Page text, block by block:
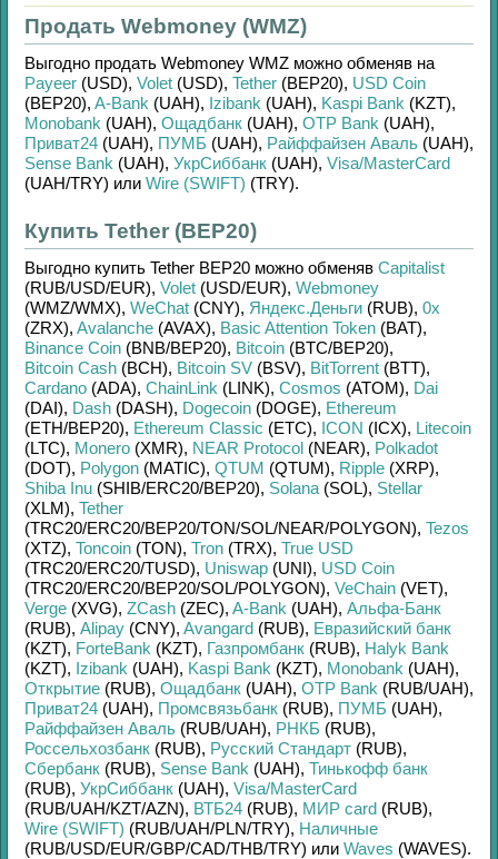
Продать Webmoney (WMZ)
Выгодно продать Webmoney WMZ можно обменяв на
Payeer (USD), Volet (USD), Tether (BEP20), USD Coin
(BEP20), A-Bank (UAH), Izibank (UAH), Kaspi Bank (KZT),
Monobank (UAH), Ощадбанк (UAH), OTP Bank (UAH),
Приват24 (UAH), ПУМБ (UAH), Райффайзен Аваль (UAH),
Sense Bank (UAH), УкрСиббанк (UAH), Visa/MasterCard
(UAH/TRY) или Wire (SWIFT) (TRY).
Купить Tether (BEP20)
Выгодно купить Tether BEP20 можно обменяв Capitalist
(RUB/USD/EUR), Volet (USD/EUR), Webmoney
(WMZ/WMX), WeChat (CNY), Яндекс.Деньги (RUB), 0x
(ZRX), Avalanche (AVAX), Basic Attention Token (BAT),
Binance Coin (BNB/BEP20), Bitcoin (BTC/BEP20),
Bitcoin Cash (BCH), Bitcoin SV (BSV), BitTorrent (BTT),
Cardano (ADA), ChainLink (LINK), Cosmos (ATOM), Dai
(DAI), Dash (DASH), Dogecoin (DOGE), Ethereum
(ETH/BEP20), Ethereum Classic (ETC), ICON (ICX), Litecoin
(LTC), Monero (XMR), NEAR Protocol (NEAR), Polkadot
(DOT), Polygon (MATIC), QTUM (QTUM), Ripple (XRP),
Shiba Inu (SHIB/ERC20/BEP20), Solana (SOL), Stellar
(XLM), Tether
(TRC20/ERC20/BEP20/TON/SOL/NEAR/POLYGON), Tezos
(XTZ), Toncoin (TON), Tron (TRX), True USD
(TRC20/ERC20/TUSD), Uniswap (UNI), USD Coin
(TRC20/ERC20/BEP20/SOL/POLYGON), VeChain (VET),
Verge (XVG), ZCash (ZEC), A-Bank (UAH), Альфа-Банк
(RUB), Alipay (CNY), Avangard (RUB), Евразийский банк
(KZT), ForteBank (KZT), Газпромбанк (RUB), Halyk Bank
(KZT), Izibank (UAH), Kaspi Bank (KZT), Monobank (UAH),
Открытие (RUB), Ощадбанк (UAH), OTP Bank (RUB/UAH),
Приват24 (UAH), Промсвязьбанк (RUB), ПУМБ (UAH),
Райффайзен Аваль (RUB/UAH), РНКБ (RUB),
Россельхозбанк (RUB), Русский Стандарт (RUB),
Сбербанк (RUB), Sense Bank (UAH), Тинькофф банк
(RUB), УкрСиббанк (UAH), Visa/MasterCard
(RUB/UAH/KZT/AZN), ВТБ24 (RUB), МИР card (RUB),
Wire (SWIFT) (RUB/UAH/PLN/TRY), Наличные
(RUB/USD/EUR/GBP/CAD/THB/TRY) или Waves (WAVES).